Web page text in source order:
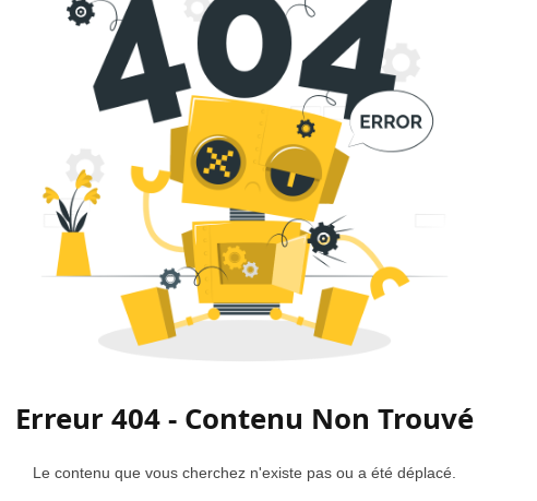
Erreur 404 - Contenu Non Trouvé
Le contenu que vous cherchez n'existe pas ou a été déplacé.